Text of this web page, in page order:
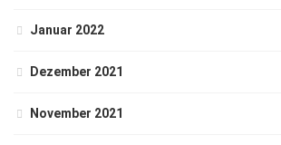
Januar 2022
Dezember 2021
November 2021